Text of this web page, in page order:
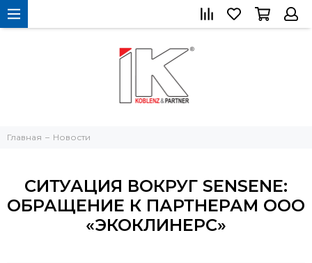
Главная Новости
СИТУАЦИЯ ВОКРУГ SENSENE:
ОБРАЩЕНИЕ К ПАРТНЕРАМ ООО
«ЭКОКЛИНЕРС»